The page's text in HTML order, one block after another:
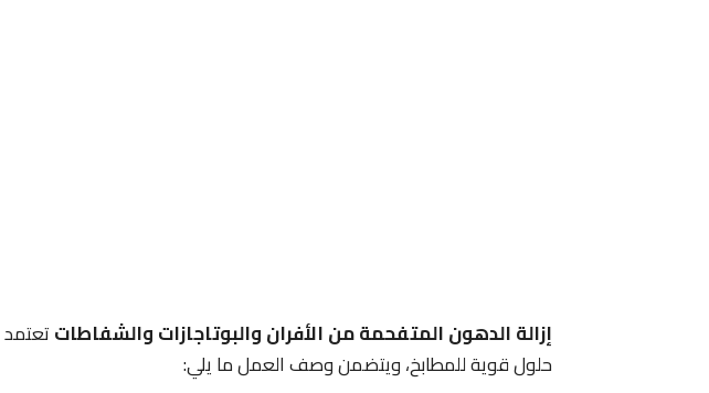
إزالة الدهون المتفحمة من الأفران والبوتاجازات والشفاطاتتعتمد
حلول قوية للمطابخ، ويتضمن وصف العمل ما يلي: